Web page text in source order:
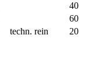
40
60
techn. rein
20